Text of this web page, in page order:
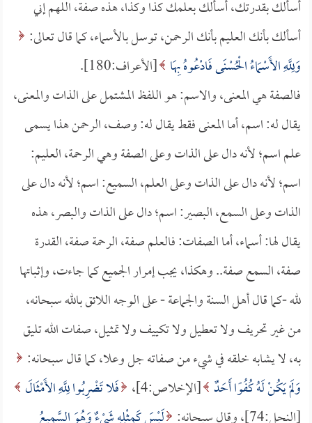
أسألك بقدرتك، أسألك بعلمك كذا وكذا، هذه صفة، اللهم إني
أسألك بأنك العليم بأنك الرحمن، توسل بالأسماء، كما قال تعالى:
وَلِلَّهِ الأَسْمَاءُ الْحُسْنَى فَادْعُوهُ بِهَا [الأعراف:180].
فالصفة هي المعنى، والاسم: هو اللفظ المشتمل على الذات والمعنى،
يقال له: اسم، أما المعنى فقط يقال له: وصف، الرحمن هذا يسمى
علم اسم؛ لأنه دال على الذات وعلى الصفة وهي الرحمة، العليم:
اسم؛ لأنه دال على الذات وعلى العلم، السميع: اسم؛ لأنه دال على
الذات وعلى السمع، البصير: اسم؛ دال على الذات والبصر، هذه
يقال لها: أسماء، أما الصفات: فالعلم صفة، الرحمة صفة، القدرة
صفة، السمع صفة.. وهكذا، يجب إمرار الجميع كما جاءت، وإثباتها
لله -كما قال أهل السنة والجماعة - على الوجه اللائق بالله سبحانه،
من غير تحريف ولا تعطيل ولا تكييف ولا تمثيل، صفات الله تليق
به، لا يشابه خلقه في شيء من صفاته جل وعلا، كما قال سبحانه:
وَلَمْ يَكُنْ لَهُ كُفُوًا أَحَدٌ [الإخلاص:4]،
فَلا تَضْرِبُوا لِلَّهِ الأَمْثَالَ